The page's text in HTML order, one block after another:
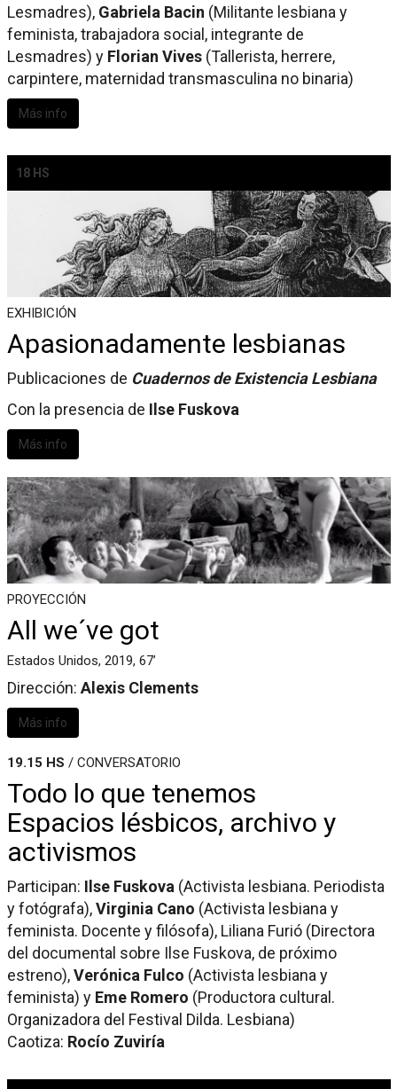
Lesmadres), Gabriela Bacin (Militante lesbiana y
feminista, trabajadora social, integrante de
Lesmadres) y Florian Vives (Tallerista, herrere,
carpintere, maternidad transmasculina no binaria)
Más info
18 HS
EXHIBICIÓN
Apasionadamente lesbianas
Publicaciones de Cuadernos de Existencia Lesbiana
Con la presencia de Ilse Fuskova
Más info
PROYECCIÓN
All we´ve got
Estados Unidos, 2019, 67’
Dirección: Alexis Clements
Más info
19.15 HS / CONVERSATORIO
Todo lo que tenemos
Espacios lésbicos, archivo y
activismos
Participan: Ilse Fuskova (Activista lesbiana. Periodista
y fotógrafa),Virginia Cano (Activista lesbiana y
feminista. Docente y filósofa), Liliana Furió (Directora
del documental sobre Ilse Fuskova, de próximo
estreno),Verónica Fulco (Activista lesbiana y
feminista) y Eme Romero (Productora cultural.
Organizadora del Festival Dilda. Lesbiana)
Caotiza: Rocío Zuviría